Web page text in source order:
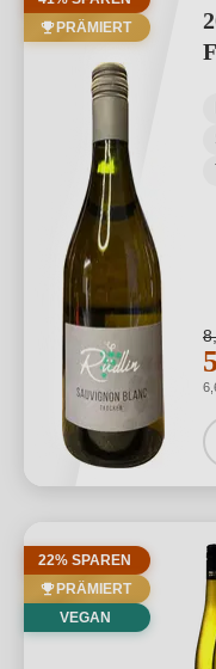
PRÄMIERT
22% SPAREN
PRÄMIERT
VEGAN